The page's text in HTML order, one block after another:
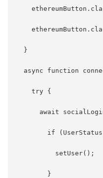
  }
async function
    try {
await
if
          setUser();
        }